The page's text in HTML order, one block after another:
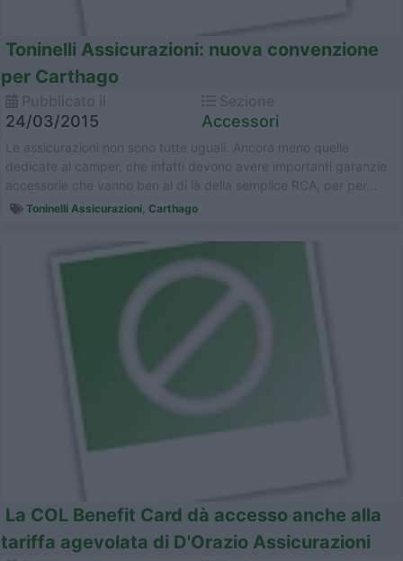
Toninelli Assicurazioni: nuova convenzione
per Carthago
24/03/2015 Accessori
Le assicurazioni non sono tutte uguali. Ancora meno quelle
dedicate al camper, che infatti devono avere importanti garanzie
accessorie che vanno ben al di là della semplice RCA, per per...
Toninelli Assicurazioni, Carthago
La COL Benefit Card dà accesso anche alla
tariffa agevolata di D'Orazio Assicurazioni